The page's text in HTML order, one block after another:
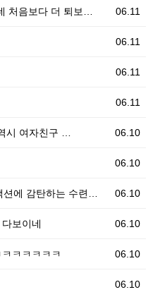
06.11
처음보다 더 퇴보…
06.11
06.11
06.11
06.10
시 여자친구 …
06.10
06.10
에 감탄하는 수련…
06.10
보이네
06.10
ㅋㅋㅋㅋㅋ
06.10